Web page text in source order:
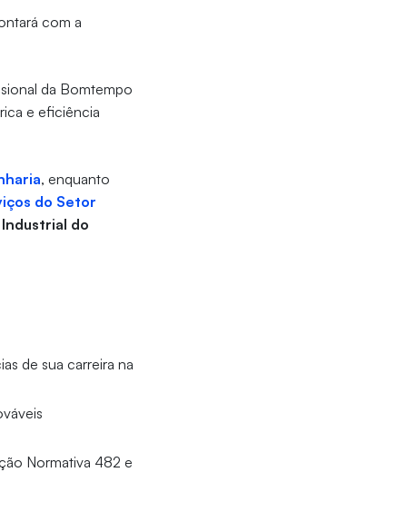
com a
da Bomtempo
e eficiência
, enquanto
do Setor
do
de sua carreira na
Normativa 482 e